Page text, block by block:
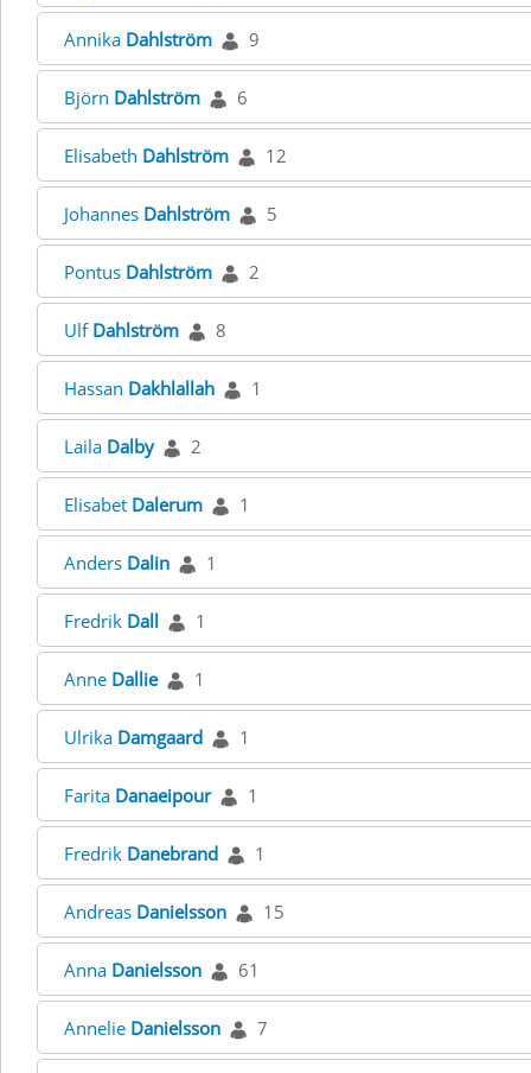
Annika Dahlström 9
Björn Dahlström 6
Elisabeth Dahlström 12
Johannes Dahlström 5
Pontus Dahlström 2
Ulf Dahlström 8
Hassan Dakhlallah 1
Laila Dalby 2
Elisabet Dalerum 1
Anders Dalin 1
Fredrik Dall 1
Anne Dallie 1
Ulrika Damgaard 1
Farita Danaeipour 1
Fredrik Danebrand 1
Andreas Danielsson 15
Anna Danielsson 61
Annelie Danielsson 7